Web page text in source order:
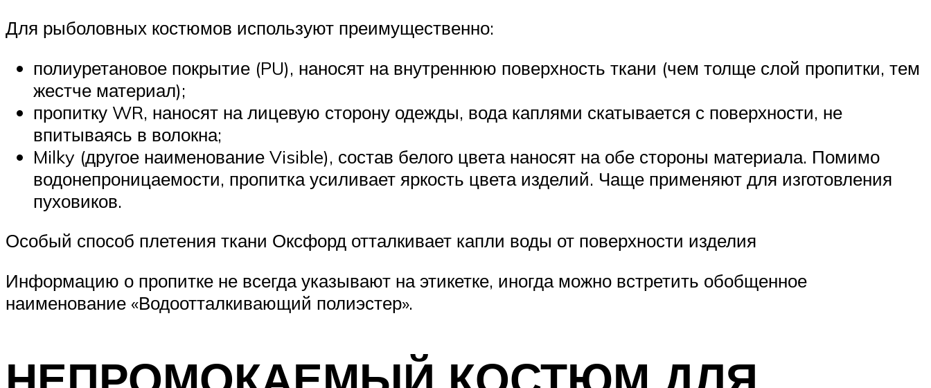
Для рыболовных костюмов используют преимущественно:
полиуретановое покрытие (PU), наносят на внутреннюю поверхность ткани (чем толще слой пропитки, тем
жестче материал);
пропитку WR, наносят на лицевую сторону одежды, вода каплями скатывается с поверхности, не
впитываясь в волокна;
Milky (другое наименование Visible), состав белого цвета наносят на обе стороны материала. Помимо
водонепроницаемости, пропитка усиливает яркость цвета изделий. Чаще применяют для изготовления
пуховиков.
Особый способ плетения ткани Оксфорд отталкивает капли воды от поверхности изделия
Информацию о пропитке не всегда указывают на этикетке, иногда можно встретить обобщенное
наименование «Водоотталкивающий полиэстер».